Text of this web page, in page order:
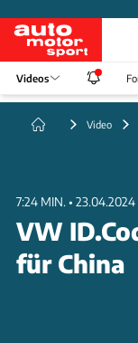
Videos
Video
7:24 MIN. • 23.04.2024
VW
für China